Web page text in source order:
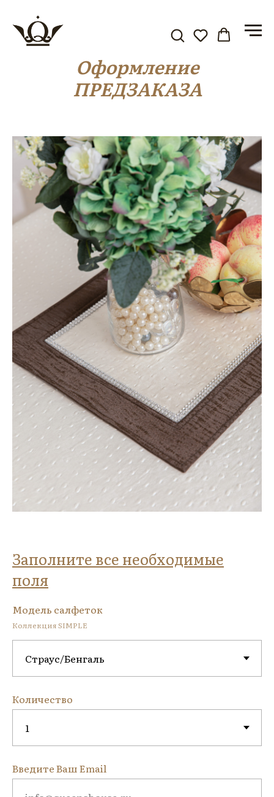
Оформление
ПРЕДЗАКАЗА
Заполните все необходимые
поля
Модель салфеток
Коллекция SIMPLE
Количество
Введите Ваш Email